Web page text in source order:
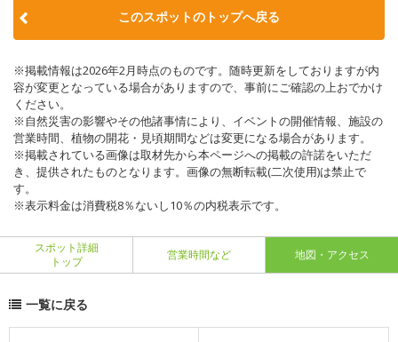
このスポットのトップへ戻る
※掲載情報は2026年2月時点のものです。随時更新をしておりますが内
容が変更となっている場合がありますので、事前にご確認の上おでかけ
ください。
※自然災害の影響やその他諸事情により、イベントの開催情報、施設の
営業時間、植物の開花・見頃期間などは変更になる場合があります。
※掲載されている画像は取材先から本ページへの掲載の許諾をいただ
き、提供されたものとなります。画像の無断転載(二次使用)は禁止で
す。
※表示料金は消費税8％ないし10％の内税表示です。
スポット詳細
トップ
営業時間など 地図・アクセス
一覧に戻る